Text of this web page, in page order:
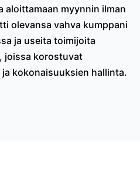
aloittamaan myynnin ilman
olevansa vahva kumppani
ja useita toimijoita
joissa korostuvat
kokonaisuuksien hallinta.